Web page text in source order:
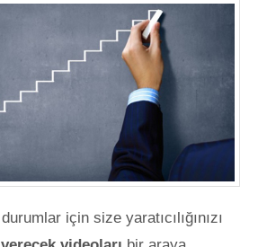
için size yaratıcılığınızı